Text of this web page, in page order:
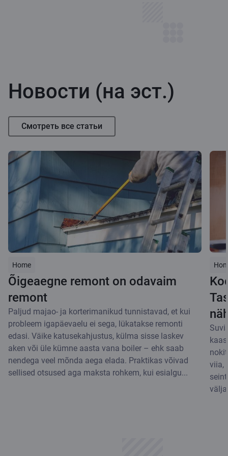
Новости (на эст.)
Смотреть все статьи
Home
Õigeaegne remont on odavaim
remont
Paljud majao- ja korterimanikud tunnistavad, et kui
probleem igapäevaelu ei sega, lükatakse remonti
edasi. Väike katusekahjustus, külma sisse laskev
aken või üle kümne aasta vana boiler – ehk saab
nendega veel mõnda aega elada. Praktikas võivad
sellised otsused aga maksta rohkem, kui esialgu...
viia,